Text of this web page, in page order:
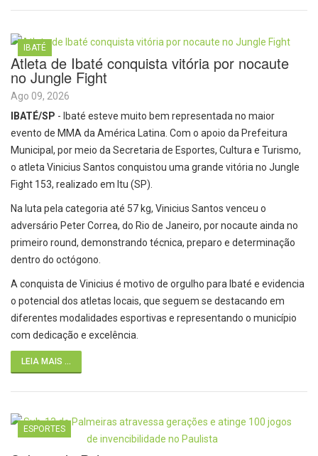
IBATÉ
Atleta de Ibaté conquista vitória por nocaute
no Jungle Fight
Ago 09, 2026
IBATÉ/SP - Ibaté esteve muito bem representada no maior
evento de MMA da América Latina. Com o apoio da Prefeitura
Municipal, por meio da Secretaria de Esportes, Cultura e Turismo,
o atleta Vinicius Santos conquistou uma grande vitória no Jungle
Fight 153, realizado em Itu (SP).
Na luta pela categoria até 57 kg, Vinicius Santos venceu o
adversário Peter Correa, do Rio de Janeiro, por nocaute ainda no
primeiro round, demonstrando técnica, preparo e determinação
dentro do octógono.
A conquista de Vinicius é motivo de orgulho para Ibaté e evidencia
o potencial dos atletas locais, que seguem se destacando em
diferentes modalidades esportivas e representando o município
com dedicação e excelência.
LEIA MAIS ...
ESPORTES